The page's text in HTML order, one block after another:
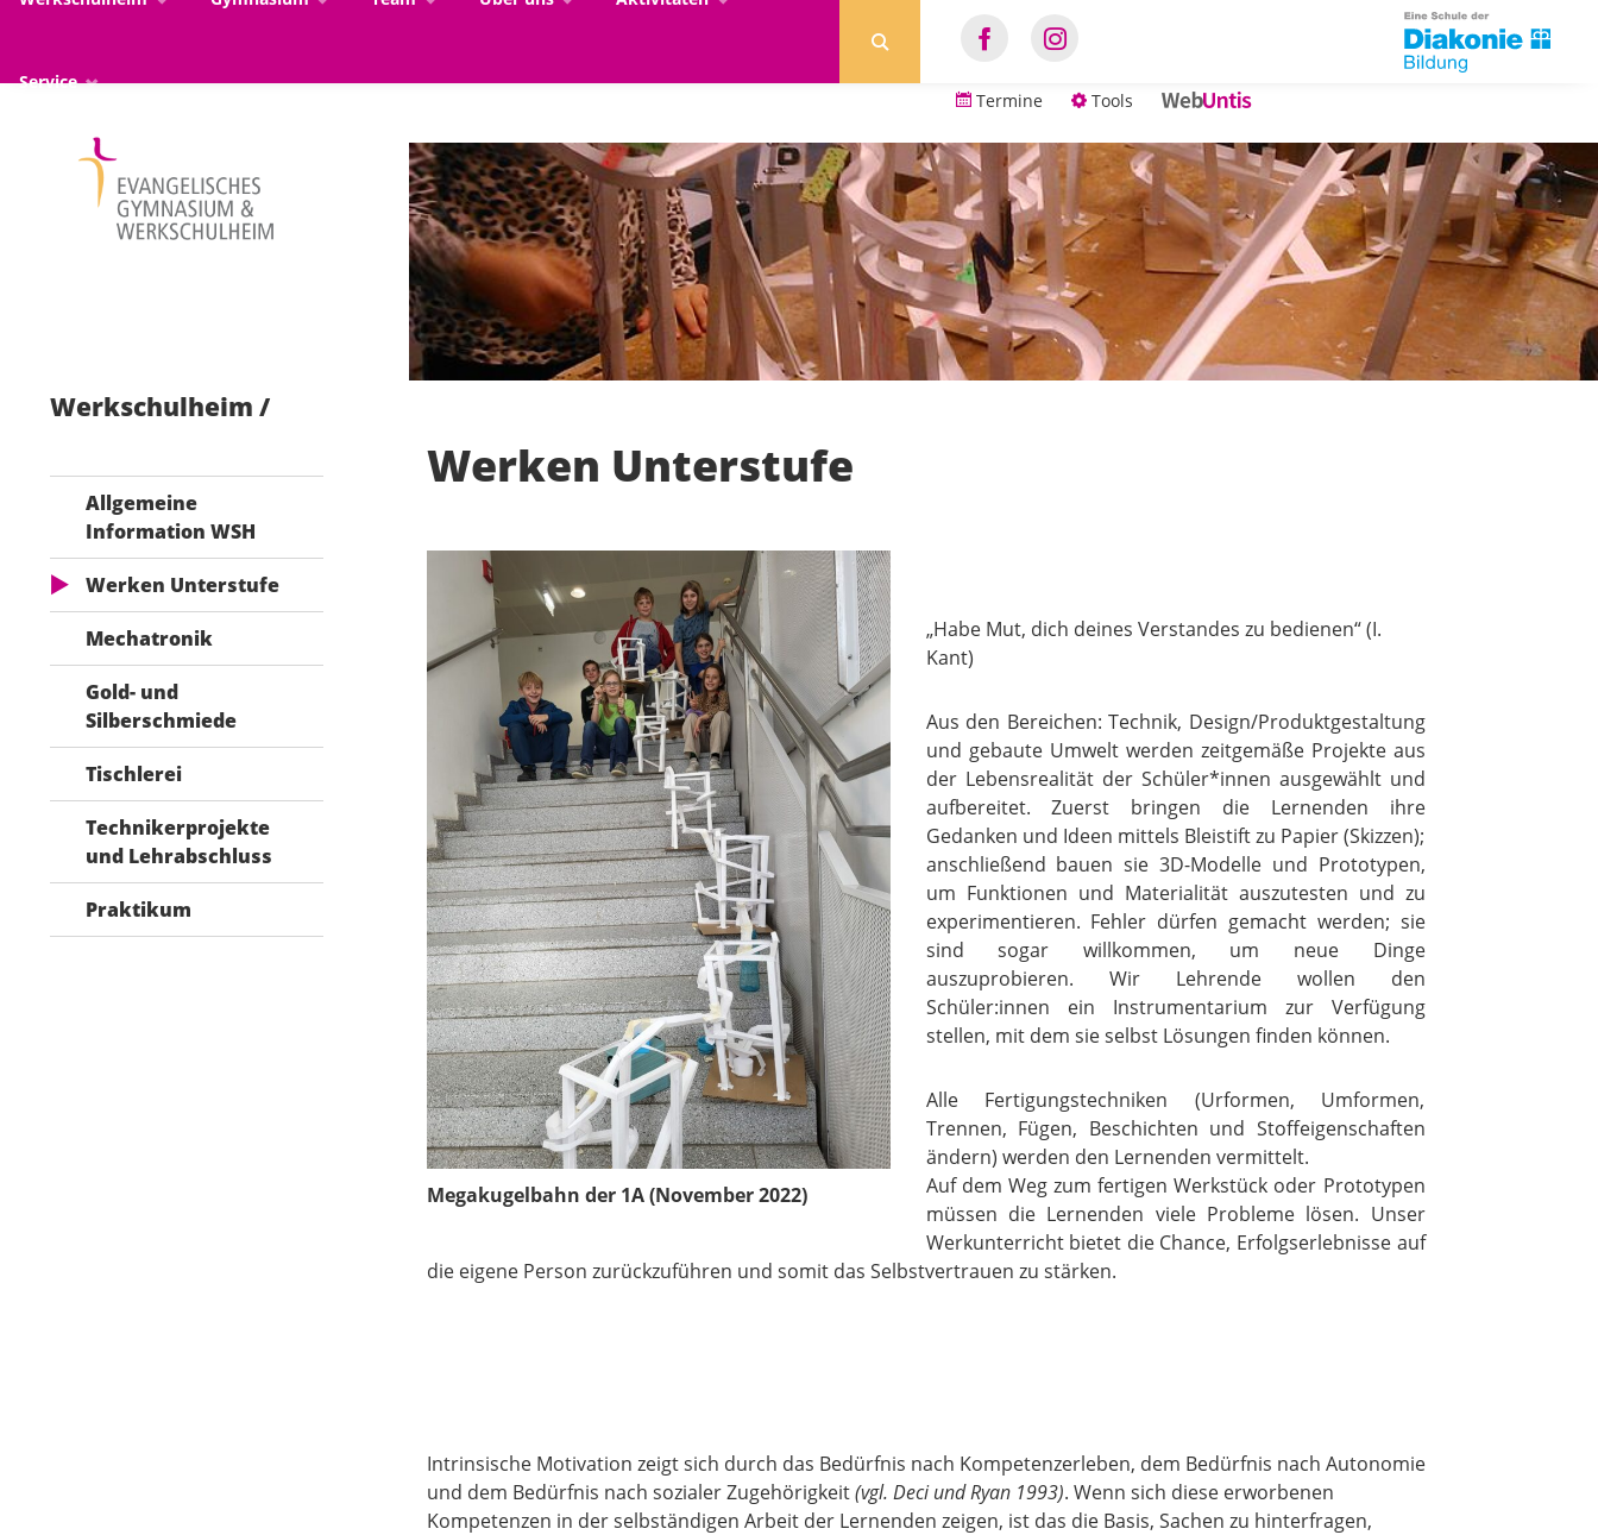
Service
Termine
Tools
Werkschulheim
Allgemeine
Information WSH
Werken Unterstufe
Mechatronik
Gold- und
Silberschmiede
Tischlerei
Technikerprojekte
und Lehrabschluss
Praktikum
Werken Unterstufe
Megakugelbahn der 1A (November 2022)
„Habe Mut, dich deines Verstandes zu bedienen“ (I.
Kant)
Aus den Bereichen: Technik, Design/Produktgestaltung
und gebaute Umwelt werden zeitgemäße Projekte aus
der Lebensrealität der Schüler*innen ausgewählt und
aufbereitet. Zuerst bringen die Lernenden ihre
Gedanken und Ideen mittels Bleistift zu Papier (Skizzen);
anschließend bauen sie 3D-Modelle und Prototypen,
um Funktionen und Materialität auszutesten und zu
experimentieren. Fehler dürfen gemacht werden; sie
sind sogar willkommen, um neue Dinge
auszuprobieren. Wir Lehrende wollen den
Schüler:innen ein Instrumentarium zur Verfügung
stellen, mit dem sie selbst Lösungen finden können.
Alle Fertigungstechniken (Urformen, Umformen,
Trennen, Fügen, Beschichten und Stoffeigenschaften
ändern) werden den Lernenden vermittelt.
Auf dem Weg zum fertigen Werkstück oder Prototypen
müssen die Lernenden viele Probleme lösen. Unser
Werkunterricht bietet die Chance, Erfolgserlebnisse auf
die eigene Person zurückzuführen und somit das Selbstvertrauen zu stärken.
Intrinsische Motivation zeigt sich durch das Bedürfnis nach Kompetenzerleben, dem Bedürfnis nach Autonomie
und dem Bedürfnis nach sozialer Zugehörigkeit(vgl. Deci und Ryan 1993). Wenn sich diese erworbenen
Kompetenzen in der selbständigen Arbeit der Lernenden zeigen, ist das die Basis, Sachen zu hinterfragen,